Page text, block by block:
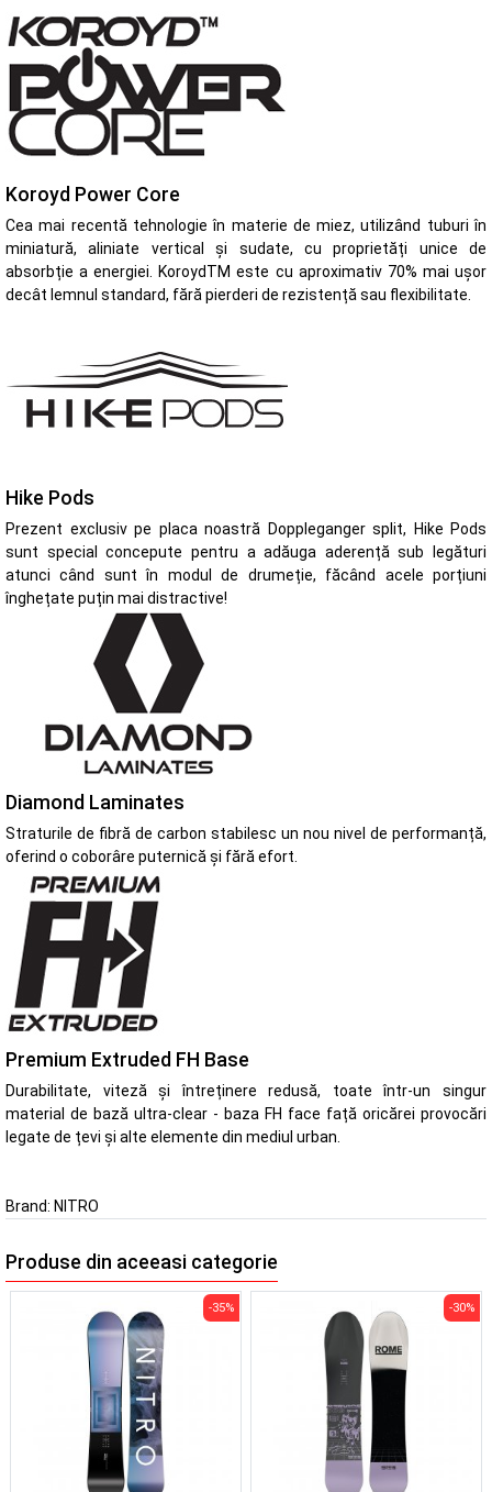
Koroyd Power Core
Cea mai recentă tehnologie în materie de miez, utilizând tuburi în
miniatură, aliniate vertical și sudate, cu proprietăți unice de
absorbție a energiei. KoroydTM este cu aproximativ 70% mai ușor
decât lemnul standard, fără pierderi de rezistență sau flexibilitate.
Hike Pods
Prezent exclusiv pe placa noastră Doppleganger split, Hike Pods
sunt special concepute pentru a adăuga aderență sub legături
atunci când sunt în modul de drumeție, făcând acele porțiuni
înghețate puțin mai distractive!
Diamond Laminates
Straturile de fibră de carbon stabilesc un nou nivel de performanță,
oferind o coborâre puternică și fără efort.
Premium Extruded FH Base
Durabilitate, viteză și întreținere redusă, toate într-un singur
material de bază ultra-clear - baza FH face față oricărei provocări
legate de țevi și alte elemente din mediul urban.
Brand: NITRO
Produse din aceeasi categorie
-35% -30%